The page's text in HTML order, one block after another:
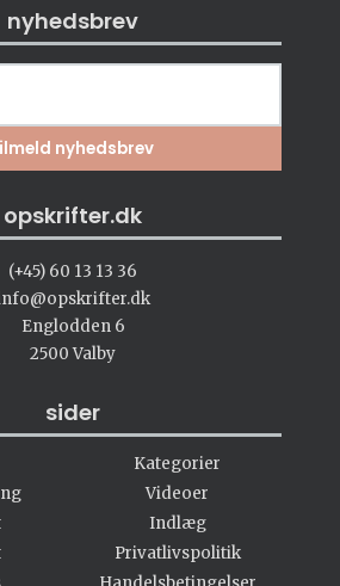
nyhedsbrev
opskrifter.dk
(+45) 60 13 13 36
Englodden 6
2500 Valby
sider
Kategorier
Videoer
Indlæg
Privatlivspolitik